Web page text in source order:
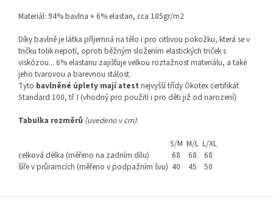
Materiál: 94% bavlna + 6% elastan, cca 185gr/m2
Díky bavlně je látka příjemná na tělo i pro citlivou pokožku, která se v
tričku tolik nepotí, oproti běžným složením elastických triček s
viskózou... 6% elastanu zajišťuje velkou roztažnost materiálu, a také
jeho tvarovou a barevnou stálost.
Tyto bavlněné úplety mají atest nejvyšší třídy Ökotex certifikát
Standard 100, tř. I (vhodný pro použití i pro děti již od narození)
Tabulka rozměrů (uvedeno v cm):
S/M M/L L/XL
celková délka (měřeno na zadním dílu)
68 68
68
šíře v průramcích (měřeno v podpažním švu) 40 45 50